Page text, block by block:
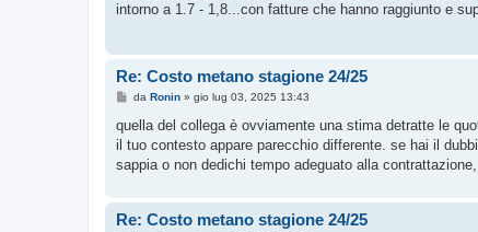
a
intorno a 1.7 - 1,8...con fatture che hanno raggiunto e
Re: Costo metano stagione 24/25
M
s
a
g
g
o
da Ronin» gio lug 03, 2025 13:43
quella del collega è ovviamente una stima detratte le
il tuo contesto appare parecchio differente. se hai il
sappia o non dedichi tempo adeguato alla
Re: Costo metano stagione 24/25